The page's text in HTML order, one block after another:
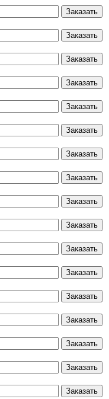
Заказать
Заказать
Заказать
Заказать
Заказать
Заказать
Заказать
Заказать
Заказать
Заказать
Заказать
Заказать
Заказать
Заказать
Заказать
Заказать
Заказать